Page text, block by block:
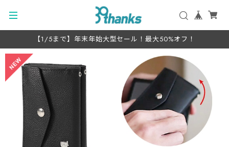
【1/5まで】年末年始大型セール！最大50%オフ！